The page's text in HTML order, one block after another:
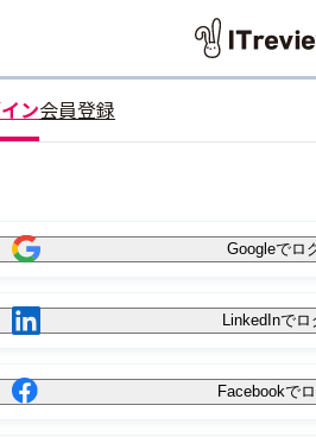
ン会員登録
Googleでロ
LinkedInでロ
Facebookで